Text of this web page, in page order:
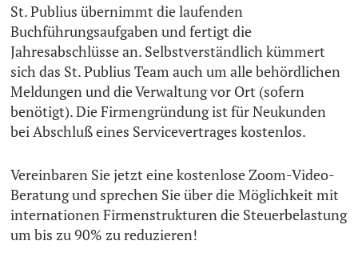
St. Publius übernimmt die laufenden
Buchführungsaufgaben und fertigt die
Jahresabschlüsse an. Selbstverständlich kümmert
sich das St. Publius Team auch um alle behördlichen
Meldungen und die Verwaltung vor Ort (sofern
benötigt). Die Firmengründung ist für Neukunden
bei Abschluß eines Servicevertrages kostenlos.
Vereinbaren Sie jetzt eine kostenlose Zoom-Video-
Beratung und sprechen Sie über die Möglichkeit mit
internationen Firmenstrukturen die Steuerbelastung
um bis zu 90% zu reduzieren!